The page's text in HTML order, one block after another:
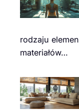
rodzaju
materiałów…